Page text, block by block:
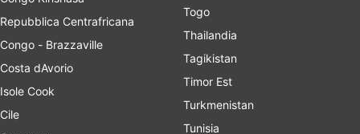
Repubblica Centrafricana
Congo - Brazzaville
Costa dAvorio
Isole Cook
Cile
Togo
Thailandia
Tagikistan
Timor Est
Turkmenistan
Tunisia